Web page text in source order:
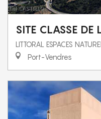
SITE CLASSE DE
LITTORAL ESPACES
Port-Vendres